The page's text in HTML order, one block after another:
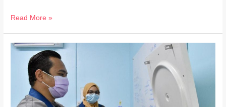
Read More »